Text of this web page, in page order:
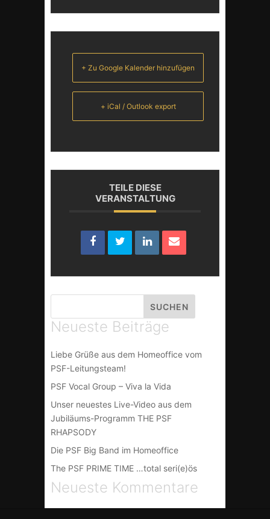
+ Zu Google Kalender hinzufügen
+ iCal / Outlook export
TEILE DIESE
VERANSTALTUNG
Neueste Beiträge
Liebe Grüße aus dem Homeoffice vom
PSF-Leitungsteam!
PSF Vocal Group – Viva la Vida
Unser neuestes Live-Video aus dem
Jubiläums-Programm THE PSF
RHAPSODY
Die PSF Big Band im Homeoffice
The PSF PRIME TIME …total seri(e)ös
Neueste Kommentare